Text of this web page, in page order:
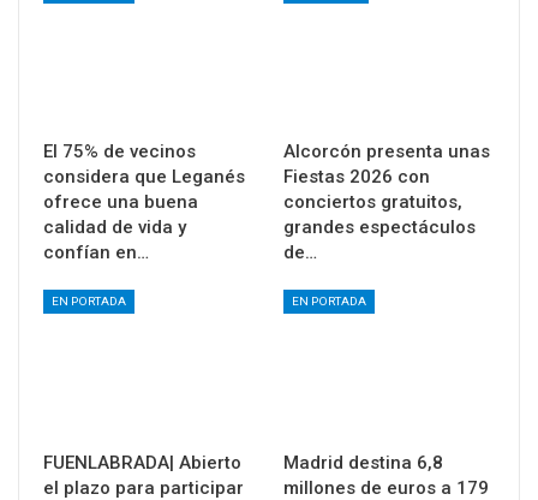
El 75% de vecinos
considera que Leganés
ofrece una buena
calidad de vida y
confían en…
Alcorcón presenta unas
Fiestas 2026 con
conciertos gratuitos,
grandes espectáculos
de…
EN PORTADA
FUENLABRADA| Abierto
el plazo para participar
EN PORTADA
Madrid destina 6,8
millones de euros a 179